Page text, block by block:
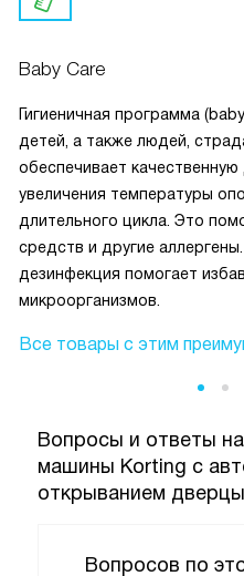
покупкой и могу смело
Baby Care
Гигиеничная программа
детей, а также людей,
обеспечивает
увеличения температуры
длительного цикла. Это
средств и другие
дезинфекция помогает
микроорганизмов.
Все товары с этим
Вопросы и ответы
машины Korting с
открыванием
Вопросов по